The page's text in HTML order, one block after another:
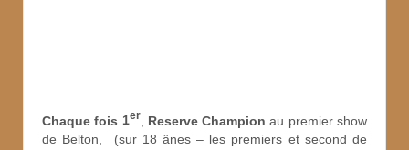
Chaque fois 1er Reserve Champion au premier show
de Belton, (sur 18 ânes – les premiers et second de